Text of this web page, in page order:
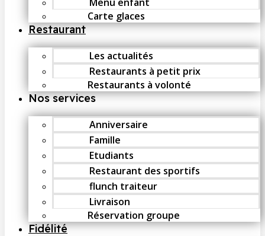
Carte glaces
Restaurant
Les actualités
Restaurants à petit prix
Restaurants à volonté
Nos services
Anniversaire
Famille
Etudiants
Restaurant des sportifs
flunch traiteur
Livraison
Réservation groupe
Fidélité